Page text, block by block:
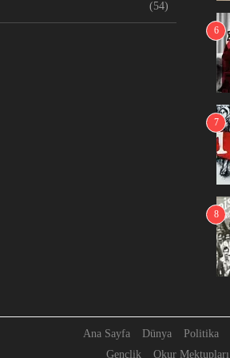
(54)
6
7
8
Ana Sayfa Dünya Politika
Gençlik
Okur Mektupları